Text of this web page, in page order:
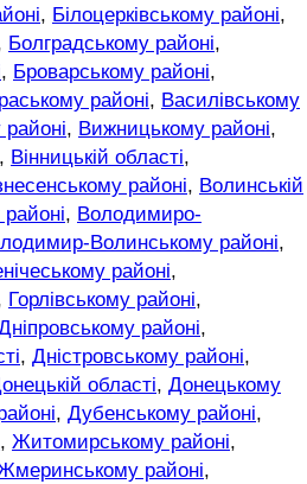
, Білоцерківському районі,
Болградському районі,
, Броварському районі,
районі, Василівському
, Вижницькому районі,
, Вінницькій області,
районі, Волинській
, Володимиро-
Волинському районі,
районі,
Горлівському районі,
районі,
, Дністровському районі,
області, Донецькому
, Дубенському районі,
, Житомирському районі,
районі,